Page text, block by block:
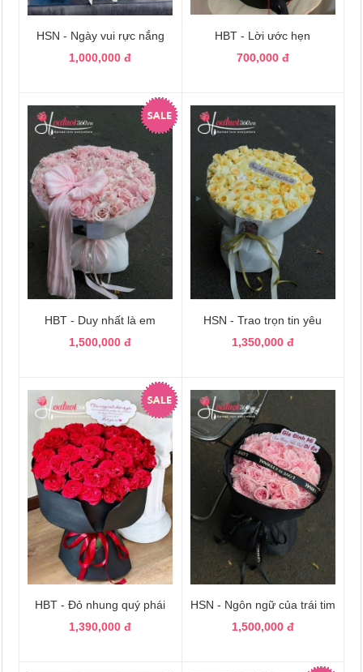
HSN - Ngày vui rực nắng
1,000,000 đ
HBT - Lời ước hẹn
700,000 đ
HBT - Duy nhất là em
1,500,000 đ
HSN - Trao trọn tin yêu
1,350,000 đ
HBT - Đỏ nhung quý phái
1,390,000 đ
HSN - Ngôn ngữ của trái tim
1,500,000 đ